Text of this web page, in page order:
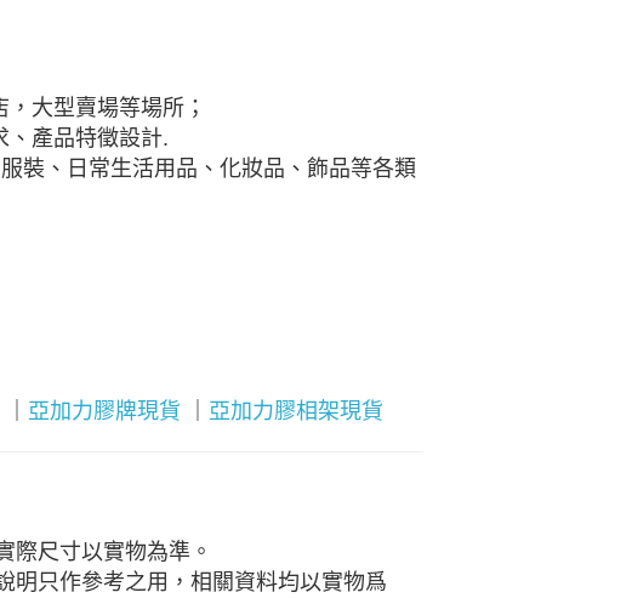
大型賣場等場所；
、產品特徵設計.
裝、日常生活用品、化妝品、飾品等各類
亞加力膠牌現貨 亞加力膠相架現貨
際尺寸以實物為準。
明只作參考之用，相關資料均以實物爲